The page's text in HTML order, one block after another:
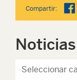
Compartir:
Noticias